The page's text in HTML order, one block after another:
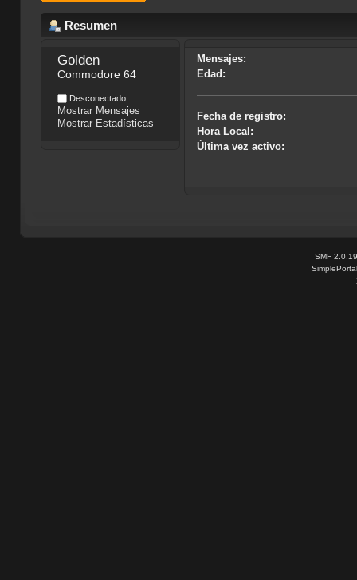
Resumen
Golden
Commodore 64
Desconectado
Mostrar Mensajes
Mostrar Estadísticas
Mensajes:
Edad:
Fecha de registro:
Hora Local:
Última vez activo:
SMF 2.0.19